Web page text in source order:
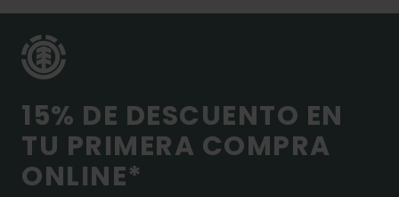
15% DE DESCUENTO EN
TU PRIMERA COMPRA
ONLINE*